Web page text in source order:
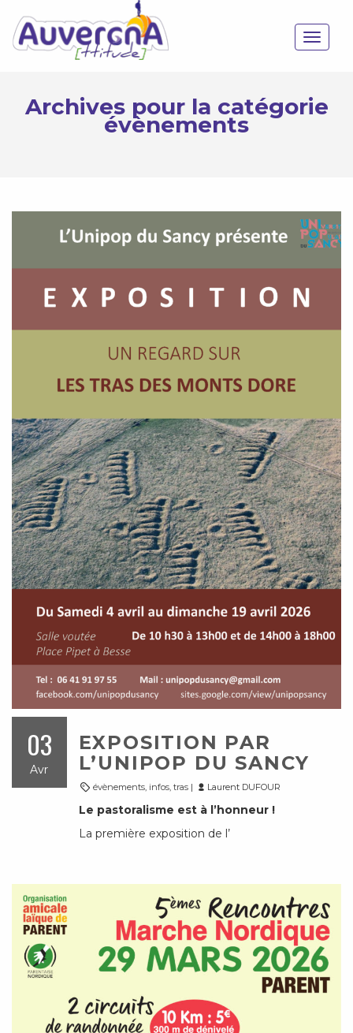
Toggle
Archives pour la catégorie
évènements
03
Avr
EXPOSITION PAR
L’UNIPOP DU SANCY
évènements, infos,tras | Laurent DUFOUR
Le pastoralisme est à l’honneur !
La première exposition de l’